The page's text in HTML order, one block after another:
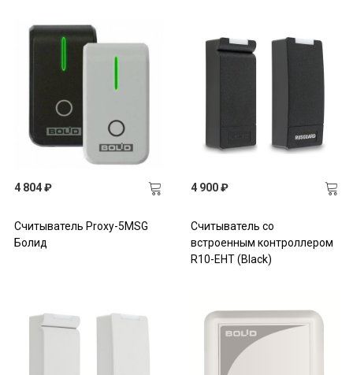
4 804 ₽
Считыватель Proxy-5MSG
Болид
4 900 ₽
Считыватель со
встроенным контроллером
R10-EHT (Black)